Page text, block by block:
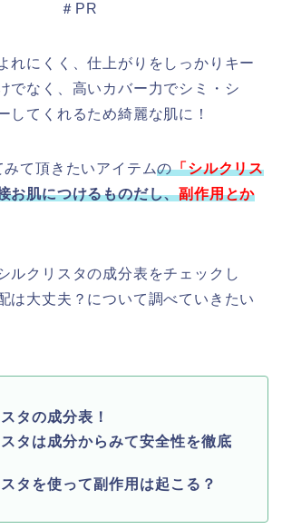
＃PR
れにくく、仕上がりをしっかりキー
でなく、高いカバー力でシミ・シ
してくれるため綺麗な肌に！
て頂きたいアイテムの「シルクリス
お肌につけるものだし、副作用とか
ルクリスタの成分表をチェックし
は大丈夫？について調べていきたい
タの成分表！
タは成分からみて安全性を徹底
タを使って副作用は起こる？